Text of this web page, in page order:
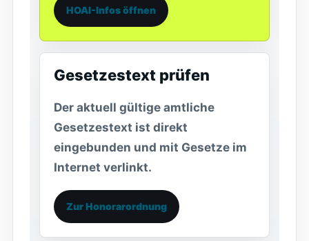
HOAI-Infos öffnen
Gesetzestext prüfen
Der aktuell gültige amtliche
Gesetzestext ist direkt
eingebunden und mit Gesetze im
Internet verlinkt.
Zur Honorarordnung